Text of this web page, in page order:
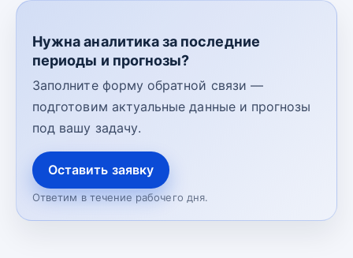
Нужна аналитика за последние
периоды и прогнозы?
Заполните форму обратной связи —
подготовим актуальные данные и прогнозы
под вашу задачу.
Оставить заявку
Ответим в течение рабочего дня.